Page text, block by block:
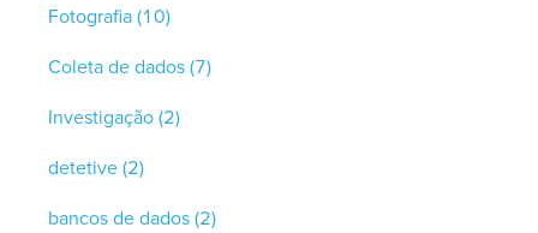
Fotografia(10)
Coleta de dados(7)
Investigação(2)
detetive(2)
bancos de dados(2)